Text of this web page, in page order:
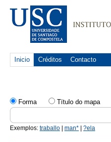
Inicio Créditos Contacto
Forma Tïtulo do mapa
Exemplos: traballo man* ?ela